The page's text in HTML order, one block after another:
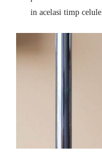
in acelasi timp